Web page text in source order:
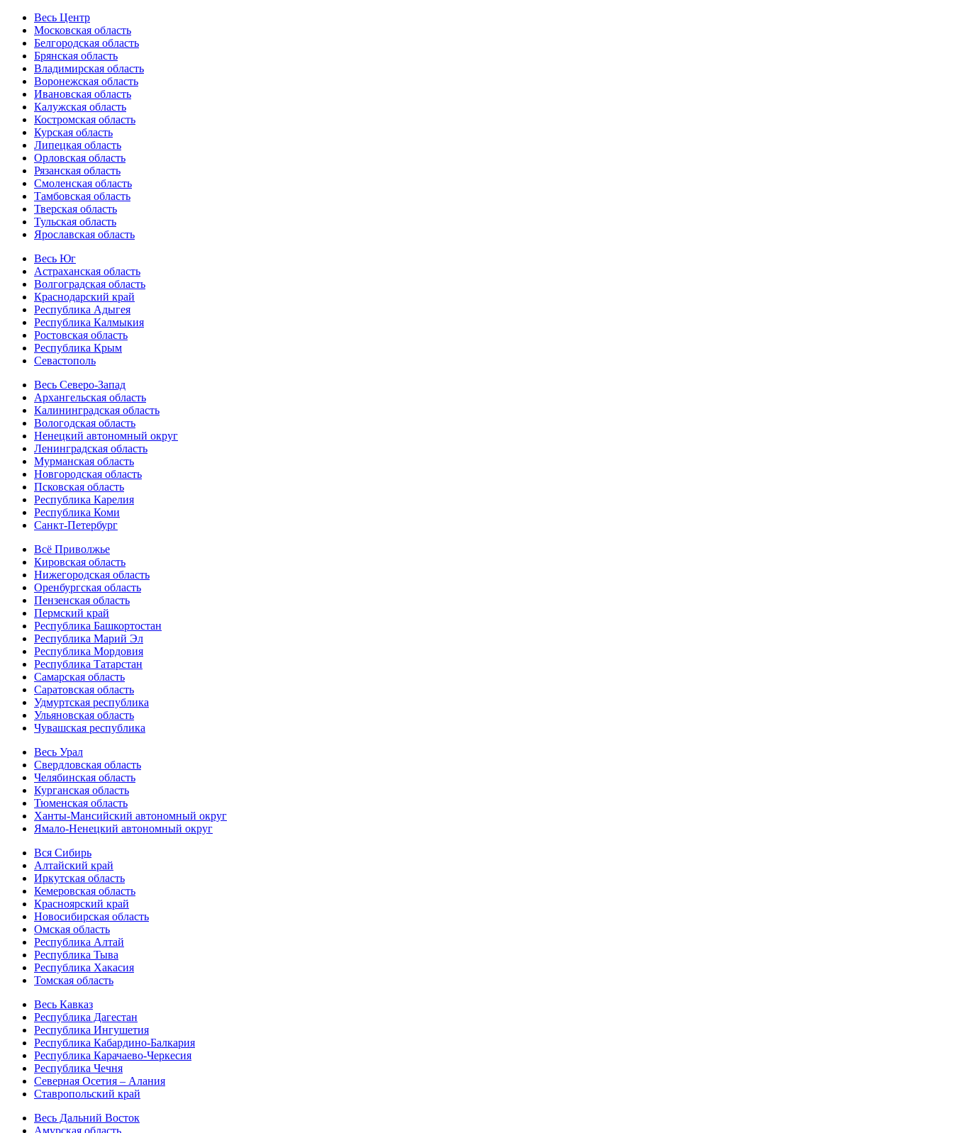
Весь Центр
Московская область
Белгородская область
Брянская область
Владимирская область
Воронежская область
Ивановская область
Калужская область
Костромская область
Курская область
Липецкая область
Орловская область
Рязанская область
Смоленская область
Тамбовская область
Тверская область
Тульская область
Ярославская область
Весь Юг
Астраханская область
Волгоградская область
Краснодарский край
Республика Адыгея
Республика Калмыкия
Ростовская область
Республика Крым
Севастополь
Весь Северо-Запад
Архангельская область
Калининградская область
Вологодская область
Ненецкий автономный округ
Ленинградская область
Мурманская область
Новгородская область
Псковская область
Республика Карелия
Республика Коми
Санкт-Петербург
Всё Приволжье
Кировская область
Нижегородская область
Оренбургская область
Пензенская область
Пермский край
Республика Башкортостан
Республика Марий Эл
Республика Мордовия
Республика Татарстан
Самарская область
Саратовская область
Удмуртская республика
Ульяновская область
Чувашская республика
Весь Урал
Свердловская область
Челябинская область
Курганская область
Тюменская область
Ханты-Мансийский автономный округ
Ямало-Ненецкий автономный округ
Вся Сибирь
Алтайский край
Иркутская область
Кемеровская область
Красноярский край
Новосибирская область
Омская область
Республика Алтай
Республика Тыва
Республика Хакасия
Томская область
Весь Кавказ
Республика Дагестан
Республика Ингушетия
Республика Кабардино-Балкария
Республика Карачаево-Черкесия
Республика Чечня
Северная Осетия – Алания
Ставропольский край
Весь Дальний Восток
Амурская область